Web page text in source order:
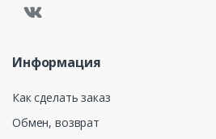
Информация
Как сделать заказ
Обмен, возврат